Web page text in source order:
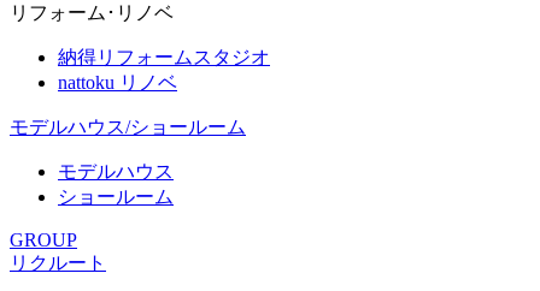
リフォーム･リノベ
納得リフォームスタジオ
nattoku リノベ
モデルハウス/ショールーム
モデルハウス
ショールーム
GROUP
リクルート